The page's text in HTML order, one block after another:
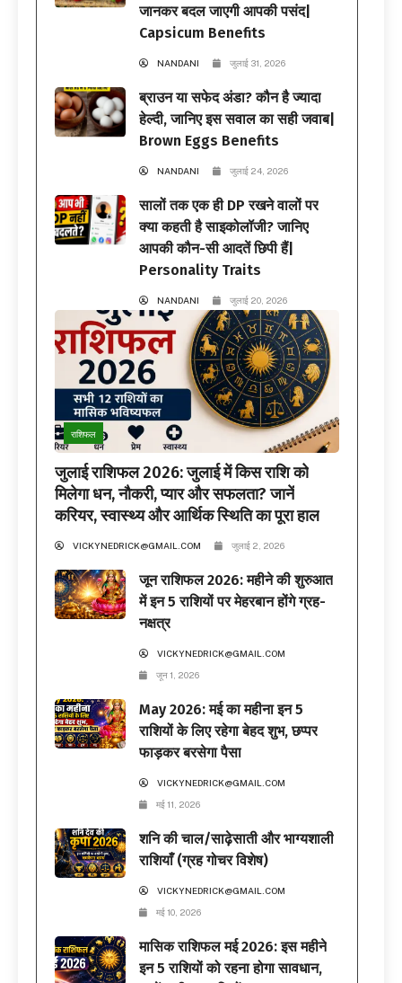
जानकर बदल जाएगी आपकी पसंद|
Capsicum Benefits
NANDANI जुलाई 31, 2026
ब्राउन या सफेद अंडा? कौन है ज्यादा
हेल्दी, जानिए इस सवाल का सही जवाब|
Brown Eggs Benefits
NANDANI जुलाई 24, 2026
सालों तक एक ही DP रखने वालों पर
क्या कहती है साइकोलॉजी? जानिए
आपकी कौन-सी आदतें छिपी हैं|
Personality Traits
NANDANI जुलाई 20, 2026
राशिफल
जुलाई राशिफल 2026: जुलाई में किस राशि को
मिलेगा धन, नौकरी, प्यार और सफलता? जानें
करियर, स्वास्थ्य और आर्थिक स्थिति का पूरा हाल
VICKYNEDRICK@GMAIL.COM जुलाई 2, 2026
जून राशिफल 2026: महीने की शुरुआत
में इन 5 राशियों पर मेहरबान होंगे ग्रह-
नक्षत्र
VICKYNEDRICK@GMAIL.COM
जून 1, 2026
May 2026: मई का महीना इन 5
राशियों के लिए रहेगा बेहद शुभ, छप्पर
फाड़कर बरसेगा पैसा
VICKYNEDRICK@GMAIL.COM
मई 11, 2026
शनि की चाल/साढ़ेसाती और भाग्यशाली
राशियाँ (ग्रह गोचर विशेष)
VICKYNEDRICK@GMAIL.COM
मई 10, 2026
मासिक राशिफल मई 2026: इस महीने
इन 5 राशियों को रहना होगा सावधान,